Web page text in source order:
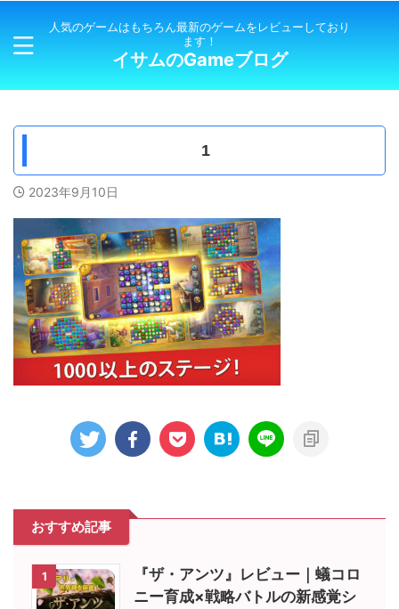
人気のゲームはもちろん最新のゲームをレビューしており
ます！
イサムのGameブログ
1
2023年9月10日
おすすめ記事
1
『ザ・アンツ』レビュー｜蟻コロ
ニー育成×戦略バトルの新感覚シ